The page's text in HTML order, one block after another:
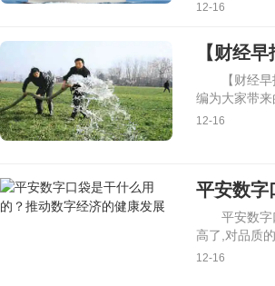
12-16
【财经
【财经
编为大家带
12-16
平安数字
平安数
高了,对品质
12-16